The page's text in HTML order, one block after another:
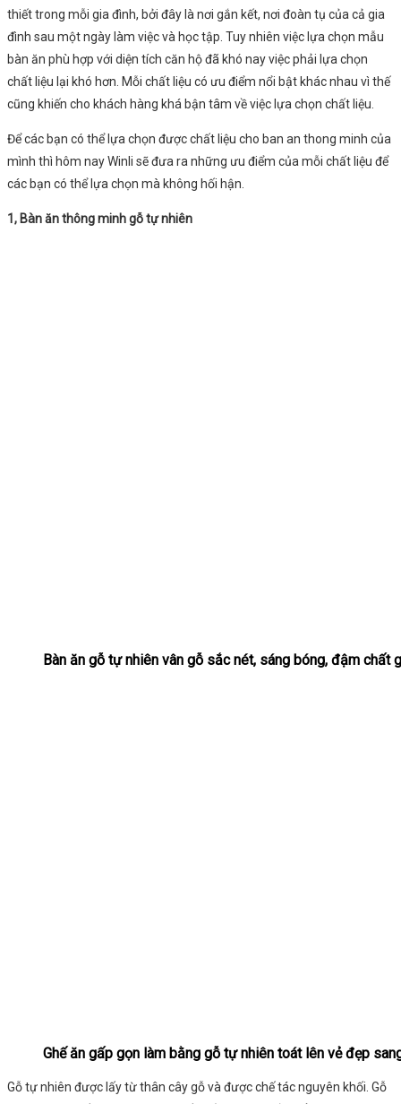
thiết trong mỗi gia đình, bởi đây là nơi gắn kết, nơi đoàn tụ của cả gia
đình sau một ngày làm việc và học tập. Tuy nhiên việc lựa chọn mẫu
bàn ăn phù hợp với diện tích căn hộ đã khó nay việc phải lựa chọn
chất liệu lại khó hơn. Mỗi chất liệu có ưu điểm nổi bật khác nhau vì thế
cũng khiến cho khách hàng khá bận tâm về việc lựa chọn chất liệu.
Để các bạn có thể lựa chọn được chất liệu cho ban an thong minh của
mình thì hôm nay Winli sẽ đưa ra những ưu điểm của mỗi chất liệu để
các bạn có thể lựa chọn mà không hối hận.
1, Bàn ăn thông minh gỗ tự nhiên
Bàn ăn gỗ tự nhiên vân gỗ sắc nét, sáng bóng, đậm chất
Ghế ăn gấp gọn làm bằng gỗ tự nhiên toát lên vẻ đẹp
Gỗ tự nhiên được lấy từ thân cây gỗ và được chế tác nguyên khối. Gỗ